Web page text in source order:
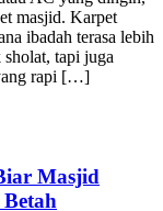
masjid. Karpet
ibadah terasa lebih
sholat, tapi juga
rapi […]
Masjid